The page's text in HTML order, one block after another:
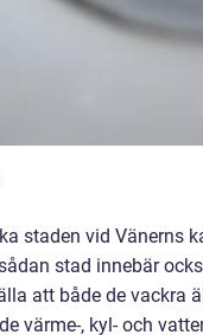
staden vid Vänerns
stad innebär
att både de vackra
värme-, kyl- och